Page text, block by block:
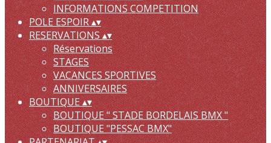
INFORMATIONS COMPETITION
POLE ESPOIR▴▾
RESERVATIONS▴▾
Réservations
STAGES
VACANCES SPORTIVES
ANNIVERSAIRES
BOUTIQUE▴▾
BOUTIQUE " STADE BORDELAIS BMX "
BOUTIQUE "PESSAC BMX"